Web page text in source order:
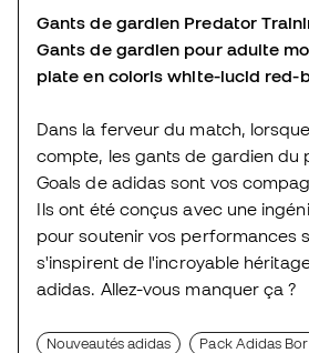
Gants de gardien Predator
Gants de gardien pour adulte
plate en coloris white-lucid red-
Dans la ferveur du match,
compte, les gants de gardien du
Goals de adidas sont vos
Ils ont été conçus avec une
pour soutenir vos performances
s'inspirent de l'incroyable
adidas. Allez-vous manquer ça ?
Nouveautés adidas Pack Adidas